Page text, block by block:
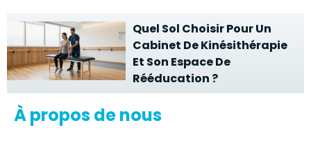
Quel Sol Choisir Pour Un
Cabinet De Kinésithérapie
Et Son Espace De
Rééducation ?
À propos de nous